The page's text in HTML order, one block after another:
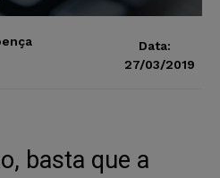
Data:
27/03/2019
basta que a